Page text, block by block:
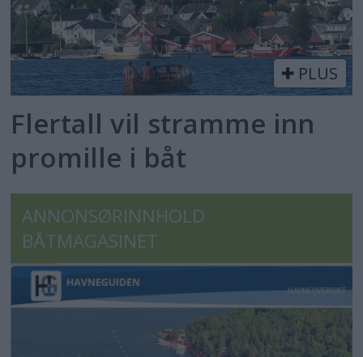
PLUS
Flertall vil stramme inn
promille i båt
ANNONSØRINNHOLD
BÅTMAGASINET